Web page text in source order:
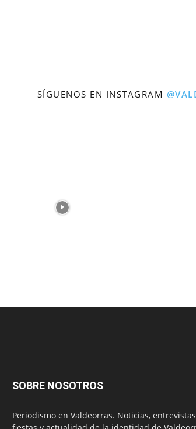
SÍGUENOS EN INSTAGRAM
SOBRE NOSOTROS
Periodismo en Valdeorras. Noticias,